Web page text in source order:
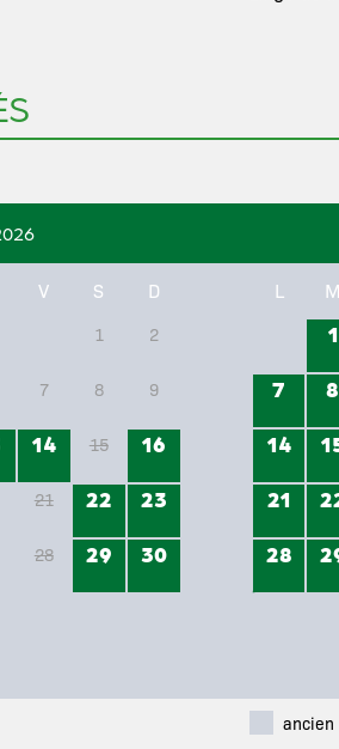
V S D
1 2
7 8 9
14 15 16
21 22
23
28 29
30
L M
1
7
8
14
21
28
ancien